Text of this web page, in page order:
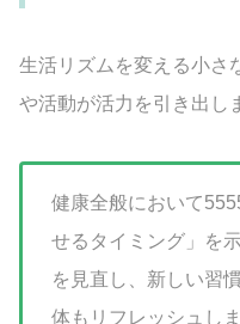
生活リズムを変える小さ
や活動が活力を引き出し
健康全般において
せるタイミング」を
を見直し、新しい習
体もリフレッシュし